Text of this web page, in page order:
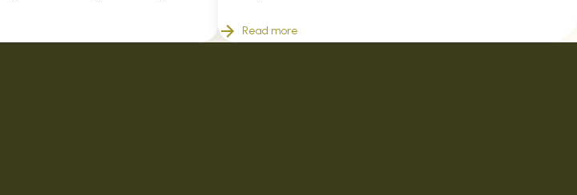
Read more